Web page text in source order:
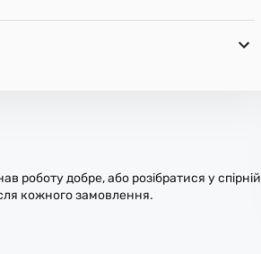
роботу добре, або розібратися у спірній
кожного замовлення.